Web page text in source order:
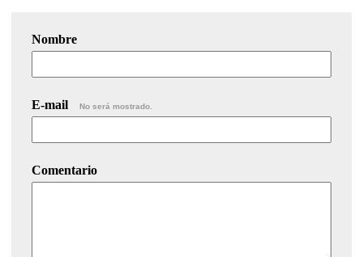
Nombre
E-mail No será mostrado.
Comentario